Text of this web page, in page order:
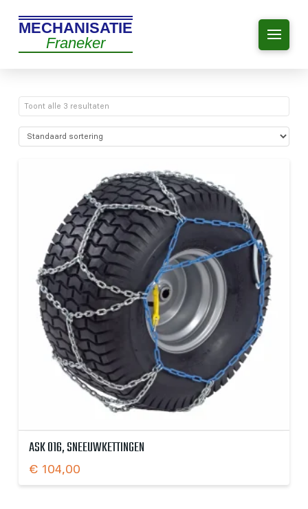
MECHANISATIE
Franeker
Toont alle 3 resultaten
ASK 016, SNEEUWKETTINGEN
€ 104,00